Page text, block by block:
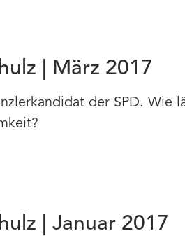
| März 2017
der SPD. Wie
| Januar 2017